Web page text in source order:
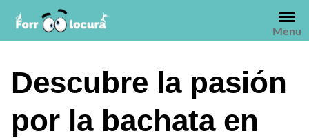
contenido
Menu
Descubre la pasión
por la bachata en